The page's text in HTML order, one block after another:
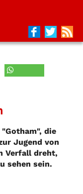
die
Jugend von
Verfall dreht,
sehen sein.